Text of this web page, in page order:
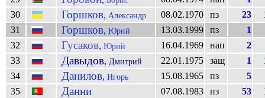
30
Горшков, Александр 08.02.1970 пз 23
31
Горшков, Юрий 13.03.1999 пз
1
32
Гусаков, Юрий 16.04.1969 нап
2
33
Давыдов, Дмитрий 22.01.1975 защ 1
34
Данилов, Игорь 15.08.1965 пз
5
35
Данни 07.08.1983 пз 53